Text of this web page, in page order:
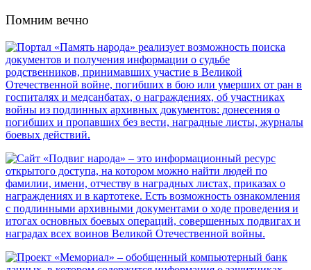
Помним вечно